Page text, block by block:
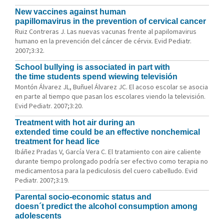
New vaccines against human
papillomavirus in the prevention of cervical cancer
Ruiz Contreras J. Las nuevas vacunas frente al papilomavirus
humano en la prevención del cáncer de cérvix. Evid Pediatr.
2007;3:32.
School bullying is associated in part with
the time students spend wiewing televisión
Montón Álvarez JL, Buñuel Álvarez JC. El acoso escolar se asocia
en parte al tiempo que pasan los escolares viendo la televisión.
Evid Pediatr. 2007;3:20.
Treatment with hot air during an
extended time could be an effective nonchemical
treatment for head lice
Ibáñez Pradas V, García Vera C. El tratamiento con aire caliente
durante tiempo prolongado podría ser efectivo como terapia no
medicamentosa para la pediculosis del cuero cabelludo. Evid
Pediatr. 2007;3:19.
Parental socio-economic status and
doesn´t predict the alcohol consumption among
adolescents